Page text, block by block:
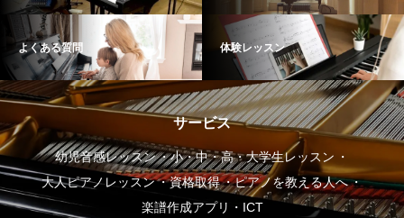
よくある質問 体験レッスン
サービス
幼児音感レッスン
小・中・高・大学生レッスン
大人ピアノレッスン
資格取得
ピアノを教える人へ
楽譜作成アプリ・ICT